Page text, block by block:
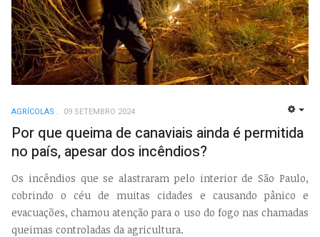
AGRÍCOLAS 09 SETEMBRO 2024
Por que queima de canaviais ainda é permitida
no país, apesar dos incêndios?
Os incêndios que se alastraram pelo interior de São Paulo,
cobrindo o céu de muitas cidades e causando pânico e
evacuações, chamou atenção para o uso do fogo nas chamadas
queimas controladas da agricultura.